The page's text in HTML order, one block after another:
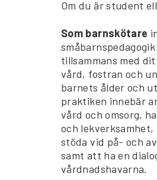
Om du är student
Som barnskötare
tillsammans med
vård, fostran och
barnets ålder och
praktiken innebär
vård och omsorg,
och
stöda vid på- och
samt att ha en
vårdnadshavarna.